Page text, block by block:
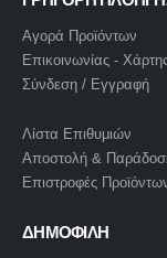
Αγορά Προϊόντων
Επικοινωνίας -
Σύνδεση / Εγγραφή
Λίστα Επιθυμιών
Αποστολή &
Επιστροφές
ΔΗΜΟΦΙΛΗ